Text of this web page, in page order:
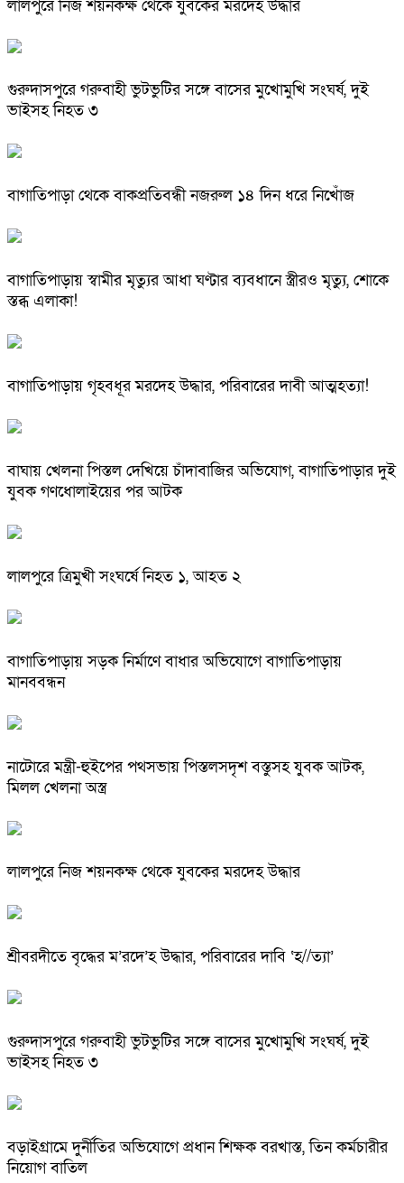
লালপুরে নিজ শয়নকক্ষ থেকে যুবকের মরদেহ উদ্ধার
গুরুদাসপুরে গরুবাহী ভুটভুটির সঙ্গে বাসের মুখোমুখি সংঘর্ষ, দুই
ভাইসহ নিহত ৩
বাগাতিপাড়া থেকে বাকপ্রতিবন্ধী নজরুল ১৪ দিন ধরে নিখোঁজ
বাগাতিপাড়ায় স্বামীর মৃত্যুর আধা ঘণ্টার ব্যবধানে স্ত্রীরও মৃত্যু, শোকে
স্তব্ধ এলাকা!
বাগাতিপাড়ায় গৃহবধূর মরদেহ উদ্ধার, পরিবারের দাবী আত্মহত্যা!
বাঘায় খেলনা পিস্তল দেখিয়ে চাঁদাবাজির অভিযোগ, বাগাতিপাড়ার দুই
যুবক গণধোলাইয়ের পর আটক
লালপুরে ত্রিমুখী সংঘর্ষে নিহত ১, আহত ২
বাগাতিপাড়ায় সড়ক নির্মাণে বাধার অভিযোগে বাগাতিপাড়ায়
মানববন্ধন
নাটোরে মন্ত্রী-হুইপের পথসভায় পিস্তলসদৃশ বস্তুসহ যুবক আটক,
মিলল খেলনা অস্ত্র
লালপুরে নিজ শয়নকক্ষ থেকে যুবকের মরদেহ উদ্ধার
শ্রীবরদীতে বৃদ্ধের ম’রদে’হ উদ্ধার, পরিবারের দাবি ‘হ//ত্যা’
গুরুদাসপুরে গরুবাহী ভুটভুটির সঙ্গে বাসের মুখোমুখি সংঘর্ষ, দুই
ভাইসহ নিহত ৩
বড়াইগ্রামে দুর্নীতির অভিযোগে প্রধান শিক্ষক বরখাস্ত, তিন কর্মচারীর
নিয়োগ বাতিল